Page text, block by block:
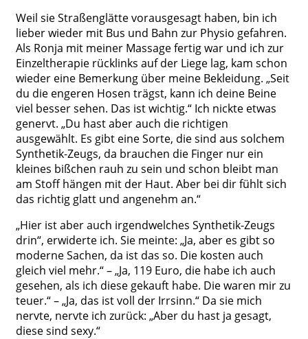
Weil sie Straßenglätte vorausgesagt haben, bin ich
lieber wieder mit Bus und Bahn zur Physio gefahren.
Als Ronja mit meiner Massage fertig war und ich zur
Einzeltherapie rücklinks auf der Liege lag, kam schon
wieder eine Bemerkung über meine Bekleidung. „Seit
du die engeren Hosen trägst, kann ich deine Beine
viel besser sehen. Das ist wichtig.“ Ich nickte etwas
genervt. „Du hast aber auch die richtigen
ausgewählt. Es gibt eine Sorte, die sind aus solchem
Synthetik-Zeugs, da brauchen die Finger nur ein
kleines bißchen rauh zu sein und schon bleibt man
am Stoff hängen mit der Haut. Aber bei dir fühlt sich
das richtig glatt und angenehm an.“
„Hier ist aber auch irgendwelches Synthetik-Zeugs
drin“, erwiderte ich. Sie meinte: „Ja, aber es gibt so
moderne Sachen, da ist das so. Die kosten auch
gleich viel mehr.“ – „Ja, 119 Euro, die habe ich auch
gesehen, als ich diese gekauft habe. Die waren mir zu
teuer.“ – „Ja, das ist voll der Irrsinn.“ Da sie mich
nervte, nervte ich zurück: „Aber du hast ja gesagt,
diese sind sexy.“